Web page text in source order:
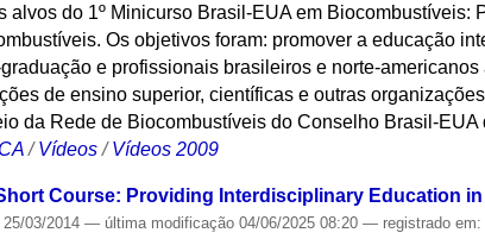
alvos do 1º Minicurso Brasil-EUA em
Os objetivos foram: promover a educação
e profissionais brasileiros e norte-
de ensino superior, científicas e outras
da Rede de Biocombustíveis do Conselho Brasil-EUA
/Vídeos /Vídeos 2009
Course: Providing Interdisciplinary Education
25/03/2014— última modificação 04/06/2025 08:20— registrado